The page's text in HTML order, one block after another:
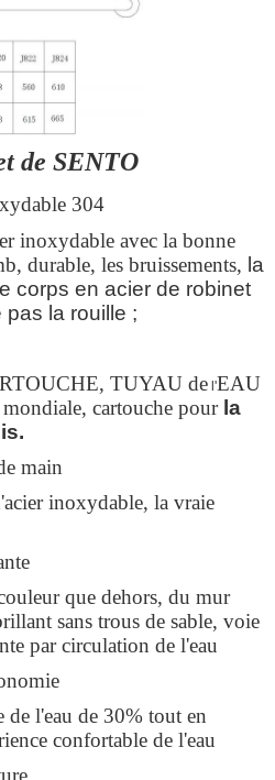
de SENTO
304
inoxydable avec la bonne
durable, les bruissements, la
corps en acier de robinet
pas la rouille ;
TUYAU de l'EAU
cartouche pour la
main
inoxydable, la vraie
que dehors, du mur
sans trous de sable, voie
par circulation de l'eau
de l'eau de 30% tout en
confortable de l'eau